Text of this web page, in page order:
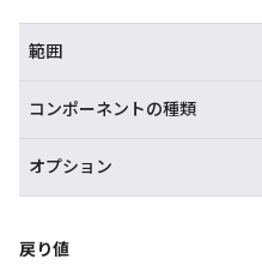
範囲
コンポーネントの種類
オプション
戻り値